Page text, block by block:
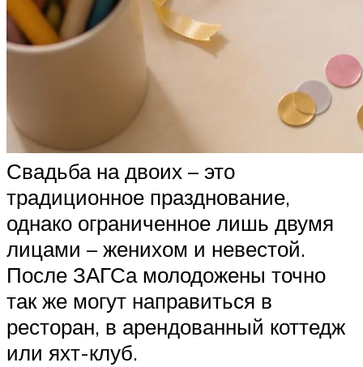
Свадьба на двоих – это
традиционное празднование,
однако ограниченное лишь двумя
лицами – женихом и невестой.
После ЗАГСа молодожены точно
так же могут направиться в
ресторан, в арендованный коттедж
или яхт-клуб.